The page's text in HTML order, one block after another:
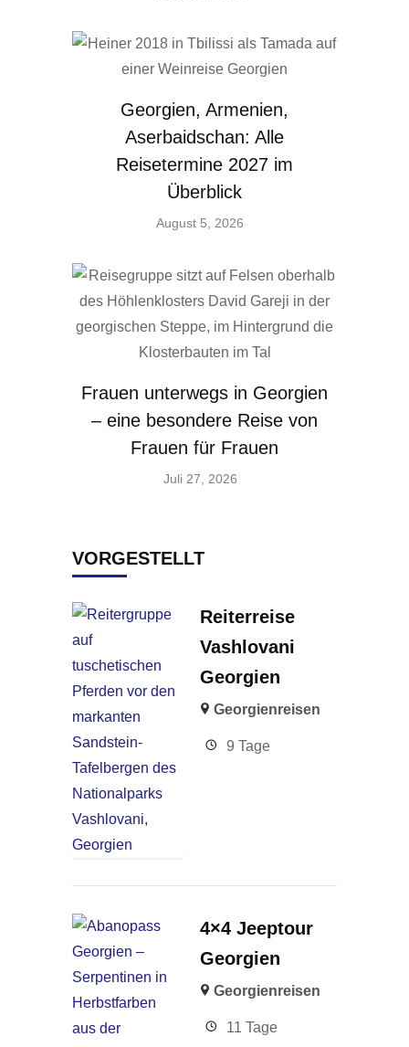
Georgien, Armenien,
Aserbaidschan: Alle
Reisetermine 2027 im
Überblick
August 5, 2026
Frauen unterwegs in Georgien
– eine besondere Reise von
Frauen für Frauen
Juli 27, 2026
VORGESTELLT
Reiterreise
Vashlovani
Georgien
Georgienreisen
9 Tage
4×4 Jeeptour
Georgien
Georgienreisen
11 Tage